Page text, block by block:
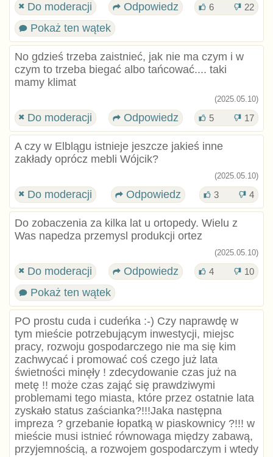
Do moderacji Odpowiedz 6 22
Pokaż ten wątek
No gdzieś trzeba zaistnieć, jak nie ma czym i w
czym to trzeba biegać albo tańcować.... taki
mamy klimat
(2025.05.10)
Do moderacji Odpowiedz 5 17
A czy w Elblągu istnieje jeszcze jakieś inne
zakłady oprócz mebli Wójcik?
(2025.05.10)
Do moderacji Odpowiedz 3 4
Do zobaczenia za kilka lat u ortopedy. Wielu z
Was napedza przemysl produkcji ortez
(2025.05.10)
Do moderacji Odpowiedz 4 10
Pokaż ten wątek
PO prostu cuda i cudeńka :-) Czy naprawdę w
tym mieście potrzebującym inwestycji, miejsc
pracy, rozwoju gospodarczego nie ma się kim
zachwycać i promować coś czego już lata
świetności minęły ! zdecydowanie czas już na
metę !! może czas zająć się prawdziwymi
problemami tego miasta, które przez ostatnie lata
zyskało status zaścianka?!!!Jaka następna
impreza ? grzebanie łopatką w piaskownicy ?!!! w
mieście musi istnieć równowaga między zabawą,
przyjemnością, a rozwojem gospodarczym i wtedy